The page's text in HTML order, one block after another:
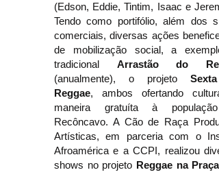
(Edson, Eddie, Tintim, Isaac e
Tendo como portifólio, além dos
comerciais, diversas ações
de mobilização social, a
tradicional Arrastão do
(anualmente), o projeto
Reggae, ambos ofertando
maneira gratuíta à
Recôncavo. A Cão de Raça
Artísticas, em parceria com o
Afroamérica e a CCPI, realizou
shows no projeto Reggae na Praça